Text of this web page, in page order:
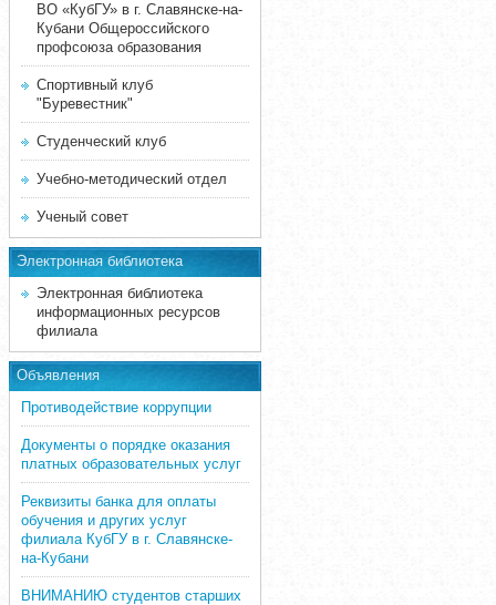
ВО «КубГУ» в г. Славянске-на-
Кубани Общероссийского
профсоюза образования
Спортивный клуб
"Буревестник"
Студенческий клуб
Учебно-методический отдел
Ученый совет
Электронная библиотека
Электронная библиотека
информационных ресурсов
филиала
Объявления
Противодействие коррупции
Документы о порядке оказания
платных образовательных услуг
Реквизиты банка для оплаты
обучения и других услуг
филиала КубГУ в г. Славянске-
на-Кубани
ВНИМАНИЮ студентов старших